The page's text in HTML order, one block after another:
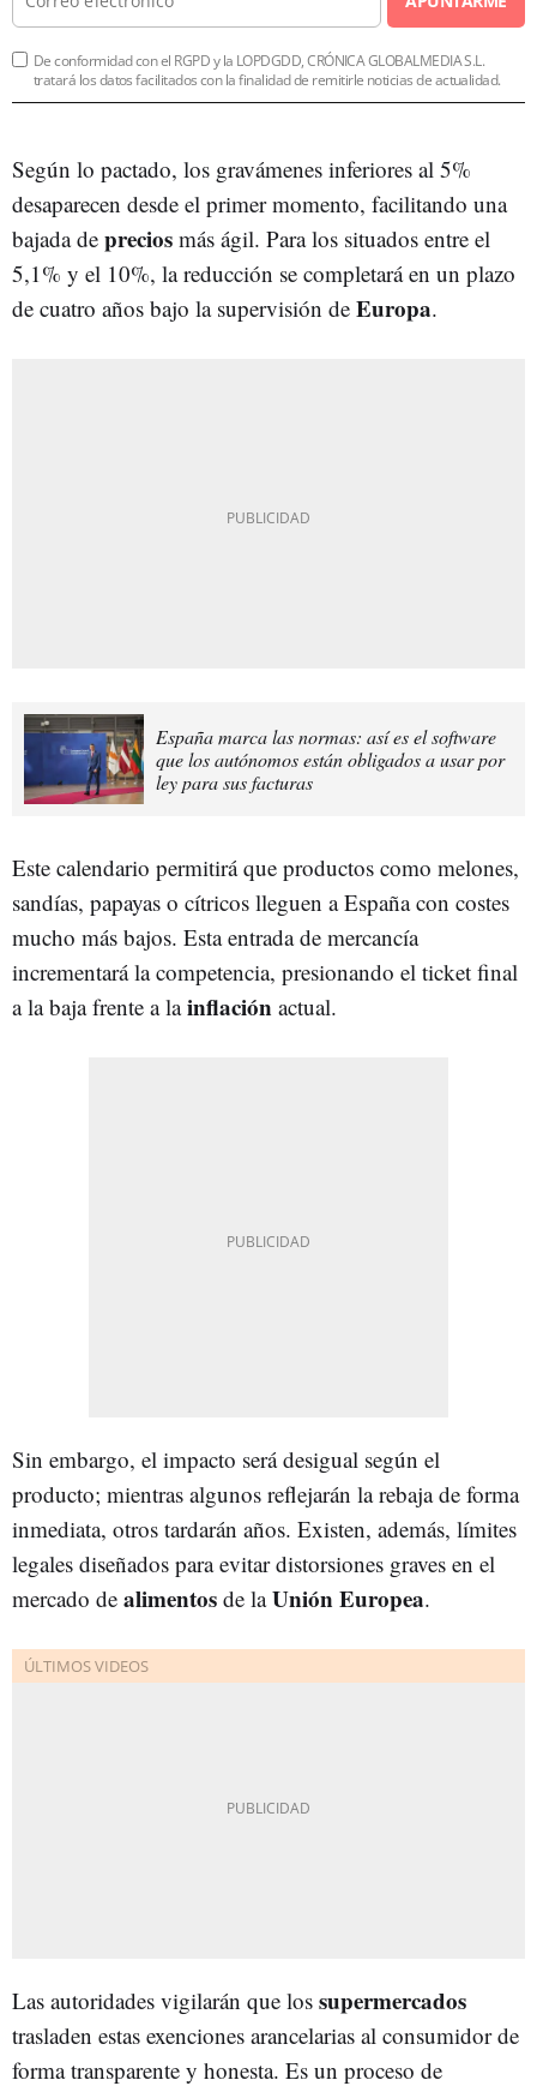
De conformidad con el RGPD y la LOPDGDD, CRÓNICA GLOBALMEDIA S.L.
tratará los datos facilitados con la finalidad de remitirle noticias de actualidad.
Según lo pactado, los gravámenes inferiores al 5%
desaparecen desde el primer momento, facilitando una
bajada de precios más ágil. Para los situados entre el
5,1% y el 10%, la reducción se completará en un plazo
de cuatro años bajo la supervisión de Europa.
España marca las normas: así es el software
que los autónomos están obligados a usar por
ley para sus facturas
Este calendario permitirá que productos como melones,
sandías, papayas o cítricos lleguen a España con costes
mucho más bajos. Esta entrada de mercancía
incrementará la competencia, presionando el ticket final
a la baja frente a lainflación actual.
Sin embargo, el impacto será desigual según el
producto; mientras algunos reflejarán la rebaja de forma
inmediata, otros tardarán años. Existen, además, límites
legales diseñados para evitar distorsiones graves en el
mercado de alimentos de laUnión Europea.
Las autoridades vigilarán que los supermercados
trasladen estas exenciones arancelarias al consumidor de
forma transparente y honesta. Es un proceso de